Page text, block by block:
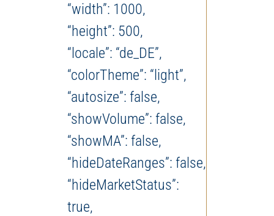
“width”: 1000,
“height”: 500,
“locale”: “de_DE”,
“colorTheme”: “light”,
“autosize”: false,
“showVolume”: false,
“showMA”: false,
“hideDateRanges”: false,
“hideMarketStatus”:
true,